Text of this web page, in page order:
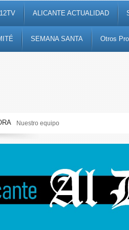
ALICANTE ACTUALIDAD
SEMANA SANTA Otros